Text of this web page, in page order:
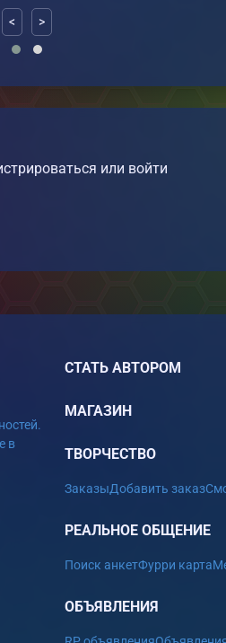
< >
или войти
в
СТАТЬ АВТОРОМ
МАГАЗИН
ТВОРЧЕСТВО
ЗаказыДобавить заказ
РЕАЛЬНОЕ ОБЩЕНИЕ
Поиск анкетФурри карта
ОБЪЯВЛЕНИЯ